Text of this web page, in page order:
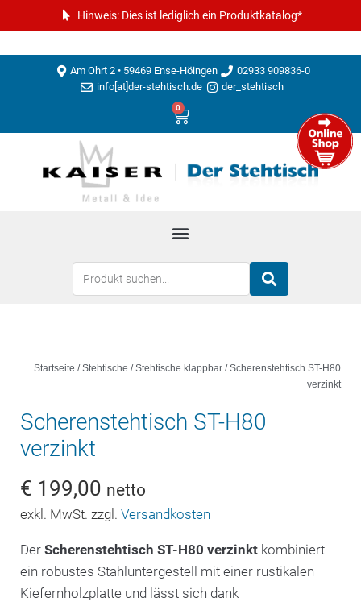
Hinweis: Dies ist lediglich ein Produktkatalog*
Am Ohrt 2 • 59469 Ense-Höingen
02933 909836-0
info[at]der-stehtisch.de
der_stehtisch
0
Startseite /Stehtische /Stehtische klappbar / Scherenstehtisch ST-H80
verzinkt
Scherenstehtisch ST-H80
verzinkt
€ 199,00 netto
exkl. MwSt. zzgl. Versandkosten
Der Scherenstehtisch ST-H80 verzinkt kombiniert
ein robustes Stahluntergestell mit einer rustikalen
Kiefernholzplatte und lässt sich dank